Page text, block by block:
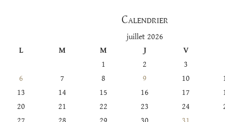
Calendrier
juillet 2026
L
M M J
V
1
2
3
6
7 8 9 10
13
14 15 16 17
20
21 22 23 24